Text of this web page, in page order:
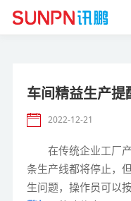
车间精益生产
2022-12-21
在传统企业工厂
条生产线都将停止，
生问题，操作员可以